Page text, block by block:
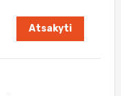
Atsakyti